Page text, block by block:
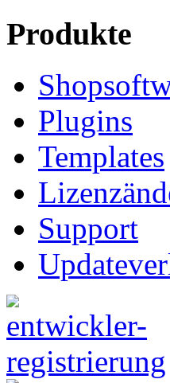
Produkte
Plugins
Templates
Support